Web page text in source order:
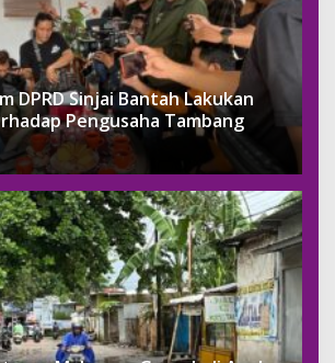
DPRD Sinjai Bantah Lakukan
Pengusaha Tambang